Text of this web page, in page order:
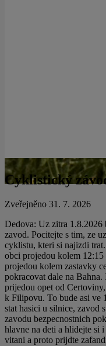
Cyklistický
Zveřejněno 31. 7. 2026
Dedova: Uz zitra
zavod. Pocitejte s tim, ze
cyklistu, kteri si najizdi
obci projedou kolem
projedou kolem zastavky
pokracovat dale na
prijedou opet od
k Filipovu. To bude asi ve
stat hasici u silnice, zavod
zavodu bezpecnostnich
hlavne na deti a hlidejte si
vitani a proto prijdte